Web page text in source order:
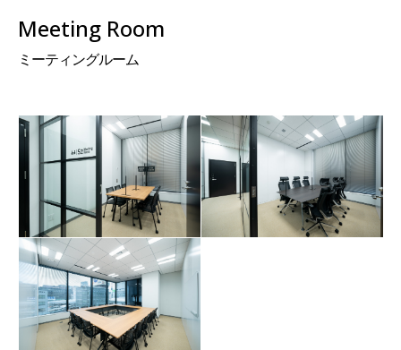
Meeting Room
ミーティングルーム